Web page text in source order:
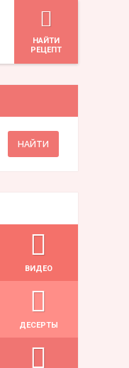
HАЙТИ
РЕЦЕПТ
ВИДЕО
ДЕСЕРТЫ